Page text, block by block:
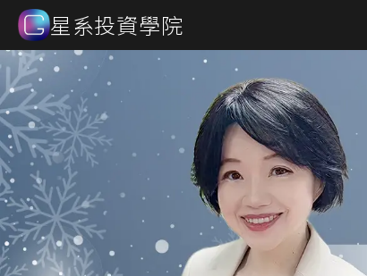
星系投資學院